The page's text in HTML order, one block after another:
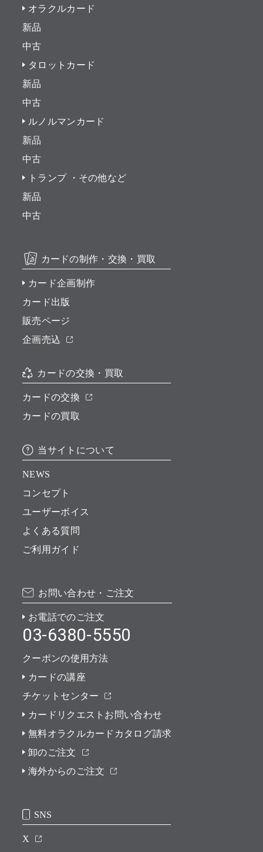
オラクルカード
新品
中古
タロットカード
新品
中古
ルノルマンカード
新品
中古
トランプ ・その他など
新品
中古
カードの制作・交換・買取
カード企画制作
カード出版
販売ページ
企画売込
カードの交換・買取
カードの交換
カードの買取
当サイトについて
NEWS
コンセプト
ユーザーボイス
よくある質問
ご利用ガイド
お問い合わせ・ご注文
お電話でのご注文
03-6380-5550
クーポンの使用方法
カードの講座
チケットセンター
カードリクエストお問い合わせ
無料オラクルカードカタログ請求
卸のご注文
海外からのご注文
SNS
X